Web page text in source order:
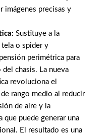
imágenes precisas y
Sustituye a la
tela o spider y
perimétrica para
chasis. La nueva
revoluciona el
rango medio al reducir
de aire y la
que puede generar una
El resultado es una